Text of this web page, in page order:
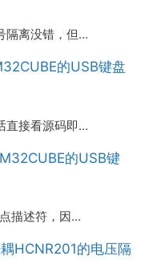
隔离没错，但…
的USB键盘
直接看源码即…
的USB键
描述符，因…
HCNR201的电压隔